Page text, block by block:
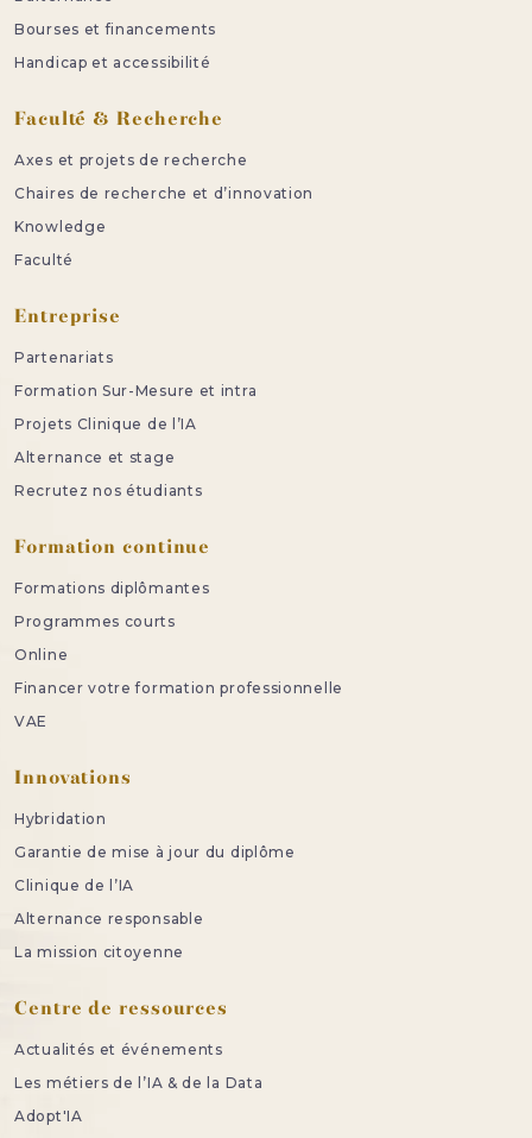
Bourses et financements
Handicap et accessibilité
Faculté & Recherche
Axes et projets de recherche
Chaires de recherche et d’innovation
Knowledge
Faculté
Entreprise
Partenariats
Formation Sur-Mesure et intra
Projets Clinique de l’IA
Alternance et stage
Recrutez nos étudiants
Formation continue
Formations diplômantes
Programmes courts
Online
Financer votre formation professionnelle
VAE
Innovations
Hybridation
Garantie de mise à jour du diplôme
Clinique de l’IA
Alternance responsable
La mission citoyenne
Centre de ressources
Actualités et événements
Les métiers de l’IA & de la Data
Adopt'IA